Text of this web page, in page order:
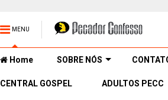
MENU
Home SOBRE NÓS
CENTRAL GOSPEL ADULTOS PECC